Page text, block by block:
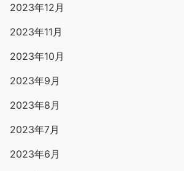
2023年12月
2023年11月
2023年10月
2023年9月
2023年8月
2023年7月
2023年6月